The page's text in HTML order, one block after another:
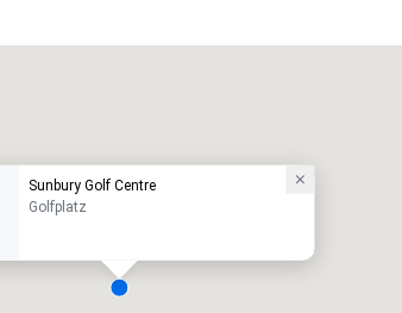
Sunbury Golf Centre
Golfplatz